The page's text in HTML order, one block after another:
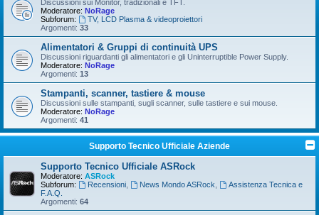
Discussioni sui Monitor, tradizionali e TFT.
Moderatore: NoRage
Subforum:
TV, LCD Plasma & videoproiettori
Argomenti: 33
Alimentatori & Gruppi di continuità UPS
Discussioni riguardanti gli alimentatori e gli Uninterruptible Power Supply.
Moderatore: NoRage
Argomenti: 13
Stampanti, scanner, tastiere & mouse
Discussioni sulle stampanti, sugli scanner, sulle tastiere e sui mouse.
Moderatore: NoRage
Argomenti: 41
Supporto Tecnico Ufficiale Aziende
Supporto Tecnico Ufficiale ASRock
Moderatore: ASRock
Subforum:
Recensioni, News Mondo ASRock
Assistenza Tecnica e
F.A.Q.
Argomenti: 64